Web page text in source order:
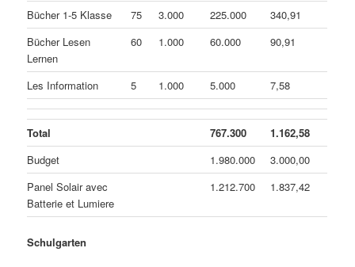
Bücher 1-5 Klasse 75 3.000 225.000
340,91
Bücher Lesen
Lernen
60 1.000 60.000 90,91
Les Information 5 1.000 5.000 7,58
Total 767.300
1.162,58
Budget
1.980.000
3.000,00
Panel Solair avec
Batterie et Lumiere
1.212.700 1.837,42
Schulgarten